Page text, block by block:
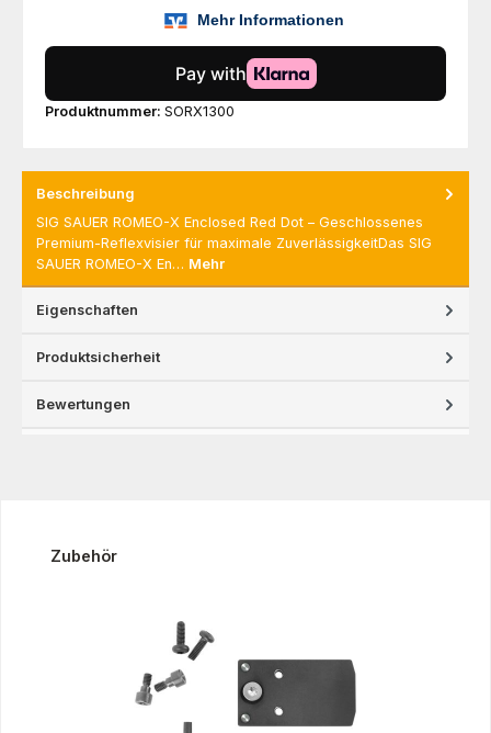
Produktnummer: SORX1300
Beschreibung
SIG SAUER ROMEO-X Enclosed Red Dot – Geschlossenes
Premium-Reflexvisier für maximale ZuverlässigkeitDas SIG
SAUER ROMEO-X En… Mehr
Eigenschaften
Produktsicherheit
Bewertungen
Produktgalerie überspringen
Zubehör